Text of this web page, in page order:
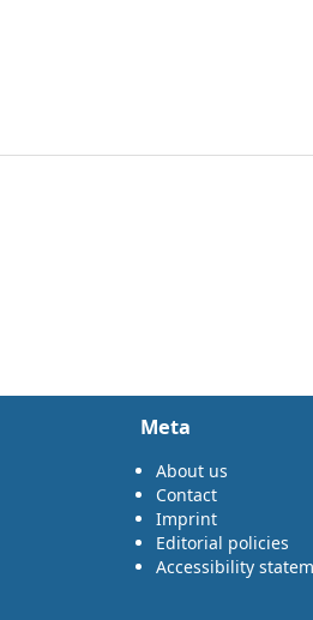
Meta
About us
Contact
Imprint
Editorial policies
Accessibility